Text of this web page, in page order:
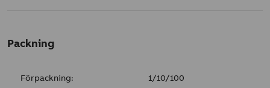
Packning
Förpackning: 1/10/100